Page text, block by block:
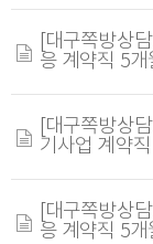
[대구쪽방상
응 계약직 5개
[대구쪽방상
기사업 계약
[대구쪽방상
응 계약직 5개